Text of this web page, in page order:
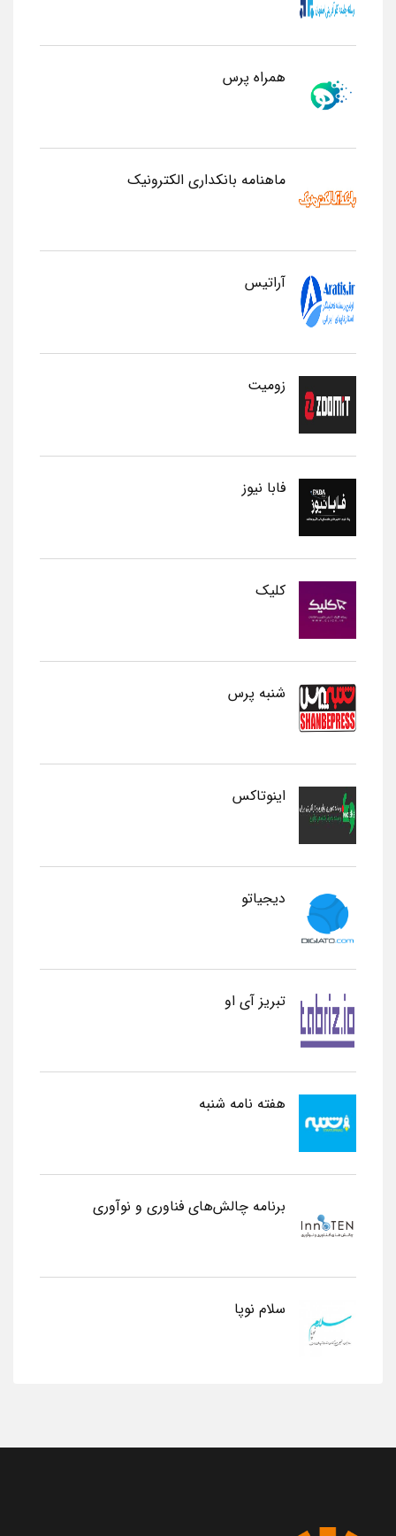
همراه پرس
ماهنامه بانکداری الکترونیک
آراتیس
زومیت
فابا نیوز
کلیک
شنبه پرس
اینوتاکس
دیجیاتو
تبریز آی او
هفته نامه شنبه
برنامه چالش‌های فناوری و نوآوری
سلام نوپا